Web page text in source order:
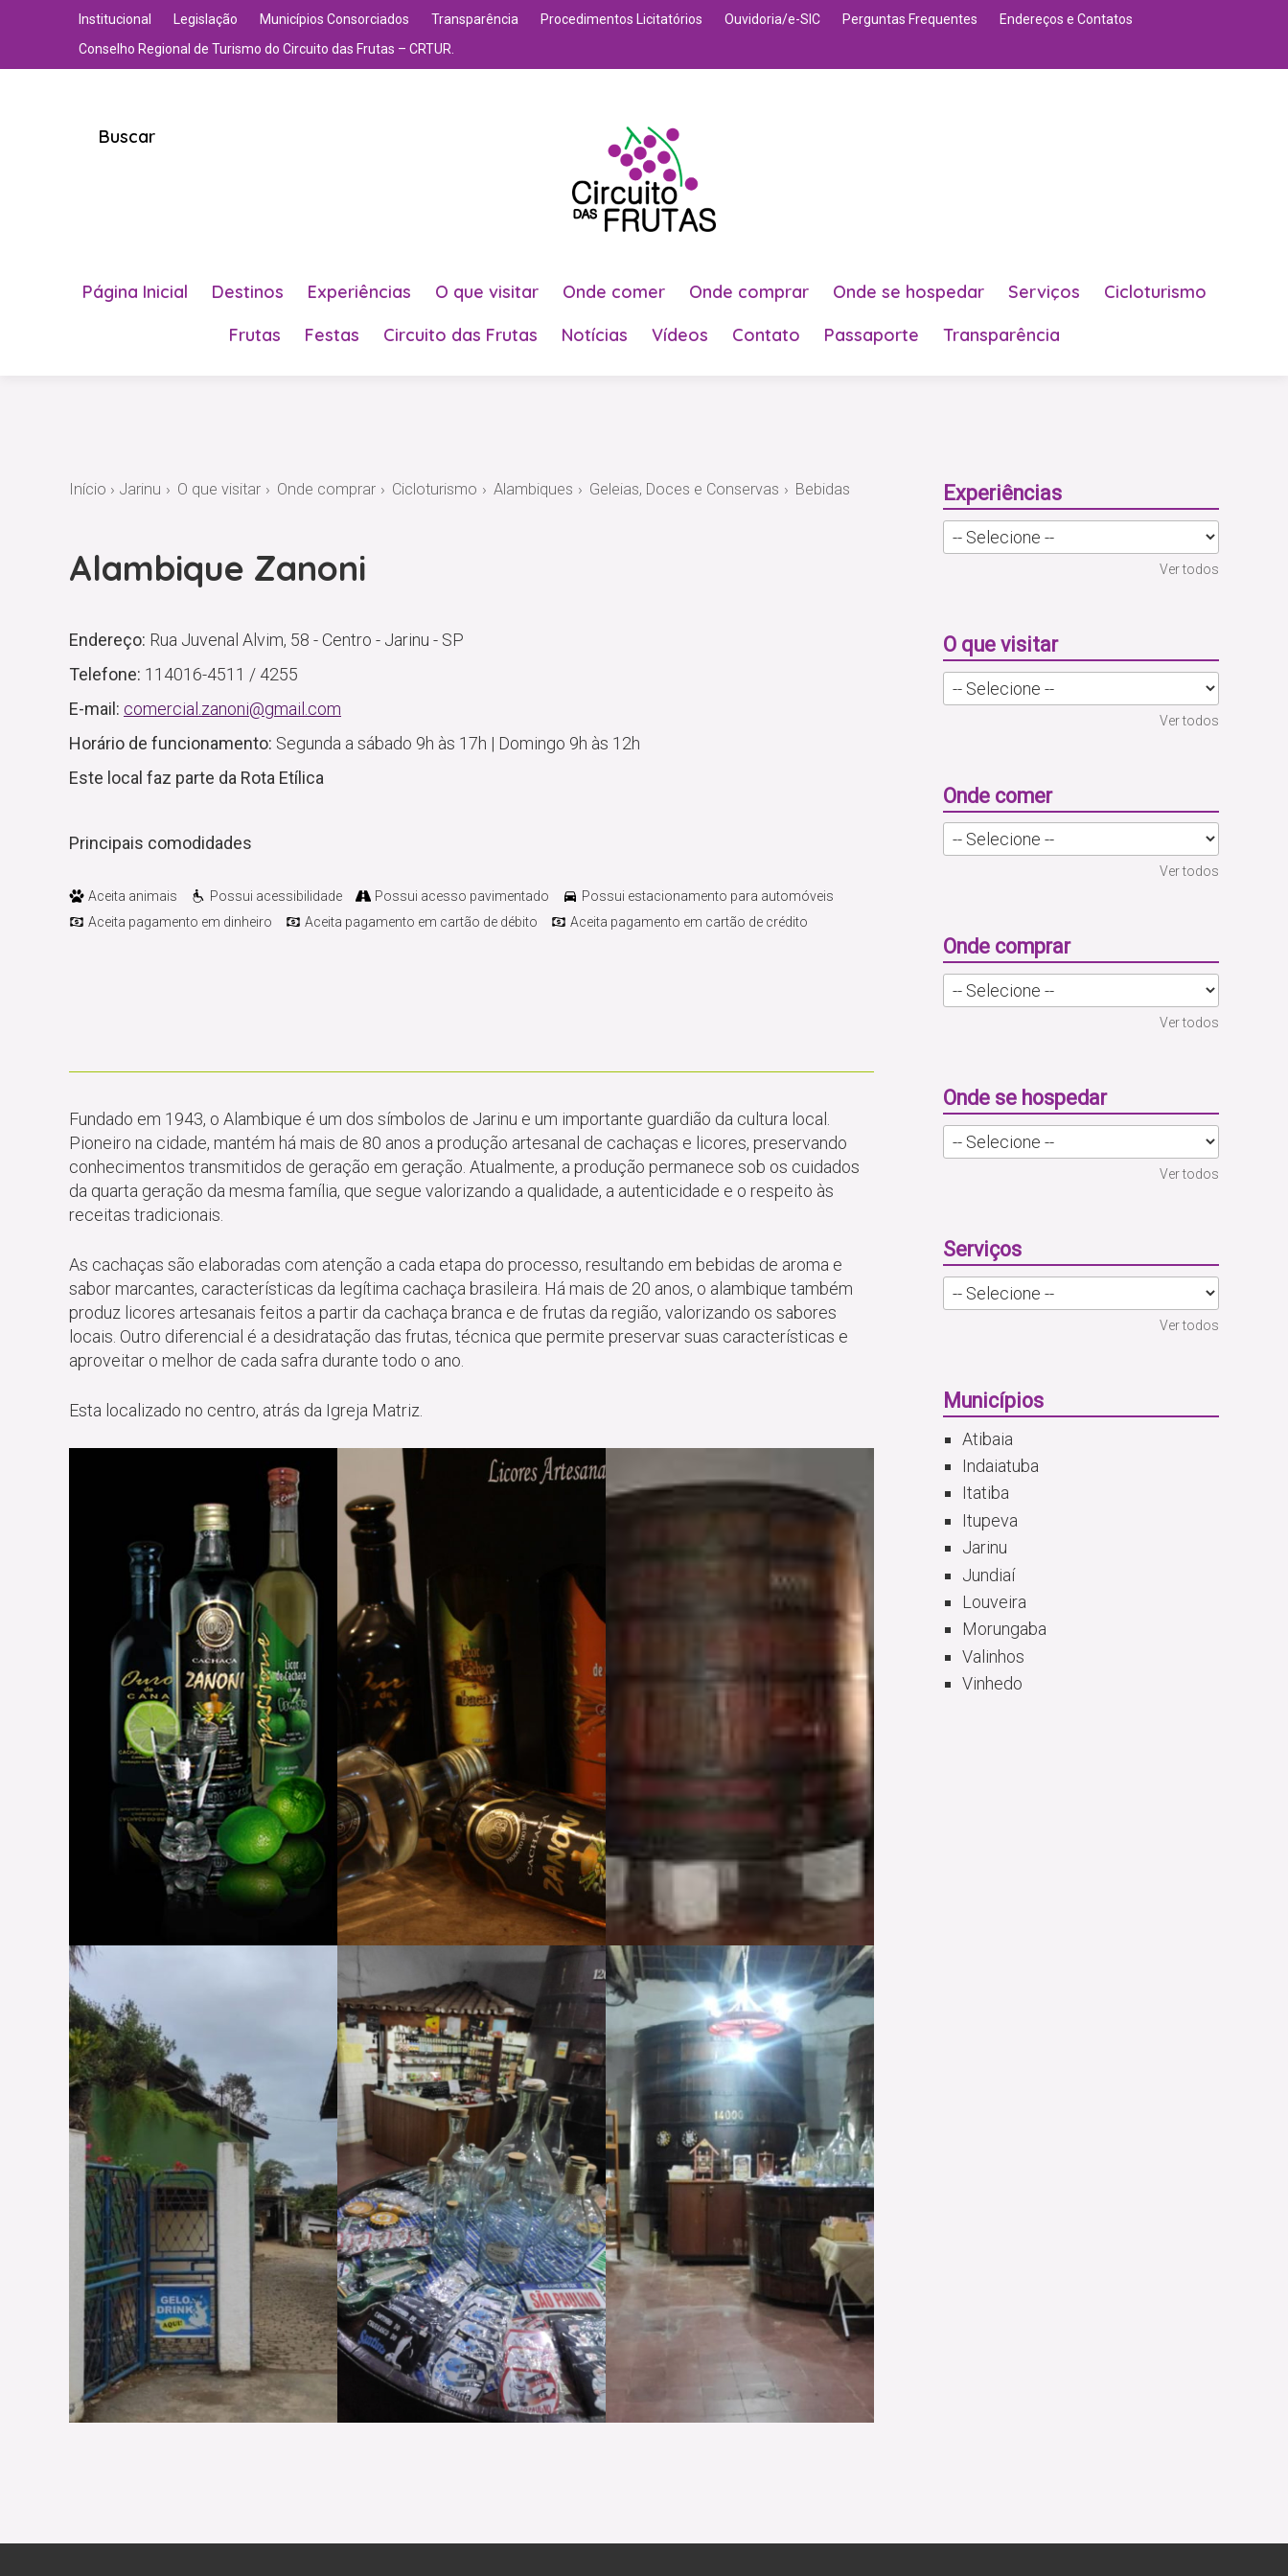
Institucional Legislação Municípios Consorciados Transparência Procedimentos Licitatórios Ouvidoria/e-SIC Perguntas Frequentes
Endereços e Contatos
Conselho Regional de Turismo do Circuito das Frutas – CRTUR.
Buscar
Página Inicial Destinos Experiências O que visitar Onde comer Onde comprar Onde se hospedar Serviços
Cicloturismo
Frutas
Festas Circuito das Frutas Notícias Vídeos Contato Passaporte Transparência
Início › Jarinu O que visitar Onde comprar Cicloturismo Alambiques Geleias, Doces e Conservas Bebidas
Alambique Zanoni
Endereço: Rua Juvenal Alvim, 58 - Centro - Jarinu - SP
Telefone: 114016-4511 / 4255
E-mail: comercial.zanoni@gmail.com
Horário de funcionamento: Segunda a sábado 9h às 17h | Domingo 9h às 12h
Este local faz parte da Rota Etílica
Principais comodidades
Aceita animais Possui acessibilidade Possui acesso pavimentado
Possui estacionamento para automóveis
Aceita pagamento em dinheiro
Aceita pagamento em cartão de débito Aceita pagamento em cartão de crédito
Fundado em 1943, o Alambique é um dos símbolos de Jarinu e um importante guardião da cultura local.
Pioneiro na cidade, mantém há mais de 80 anos a produção artesanal de cachaças e licores, preservando
conhecimentos transmitidos de geração em geração. Atualmente, a produção permanece sob os cuidados
da quarta geração da mesma família, que segue valorizando a qualidade, a autenticidade e o respeito às
receitas tradicionais.
As cachaças são elaboradas com atenção a cada etapa do processo, resultando em bebidas de aroma e
sabor marcantes, características da legítima cachaça brasileira. Há mais de 20 anos, o alambique também
produz licores artesanais feitos a partir da cachaça branca e de frutas da região, valorizando os sabores
locais. Outro diferencial é a desidratação das frutas, técnica que permite preservar suas características e
aproveitar o melhor de cada safra durante todo o ano.
Esta localizado no centro, atrás da Igreja Matriz.
Experiências
Ver todos
O que visitar
Ver todos
Onde comer
Ver todos
Onde comprar
Ver todos
Onde se hospedar
Ver todos
Serviços
Ver todos
Municípios
Atibaia
Indaiatuba
Itatiba
Itupeva
Jarinu
Jundiaí
Louveira
Morungaba
Valinhos
Vinhedo